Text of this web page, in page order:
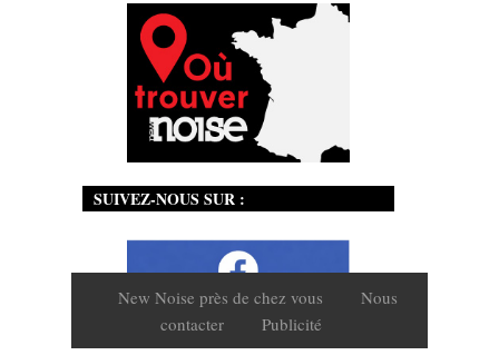
SUIVEZ-NOUS SUR :
New Noise près de chez vous
Nous
contacter
Publicité